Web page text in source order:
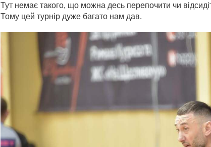
Тут немає такого, що можна десь перепочити чи
Тому цей турнір дуже багато нам дав.